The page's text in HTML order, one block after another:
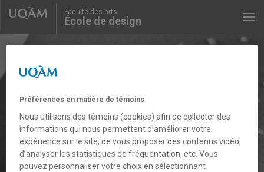
Faculté des arts
École de design
Recherche UQAM
Préférences en matière de témoins
Nous utilisons des témoins (cookies) afin de collecter des
informations qui nous permettent d’améliorer votre
expérience sur le site, de vous proposer des contenus vidéo,
d’analyser les statistiques de fréquentation, etc. Vous
pouvez personnaliser votre choix en sélectionnant